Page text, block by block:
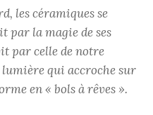
les céramiques se
par la magie de ses
par celle de notre
qui accroche sur
en « bols à rêves ».